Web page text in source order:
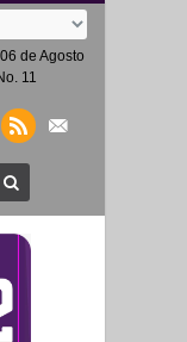
de Agosto
11